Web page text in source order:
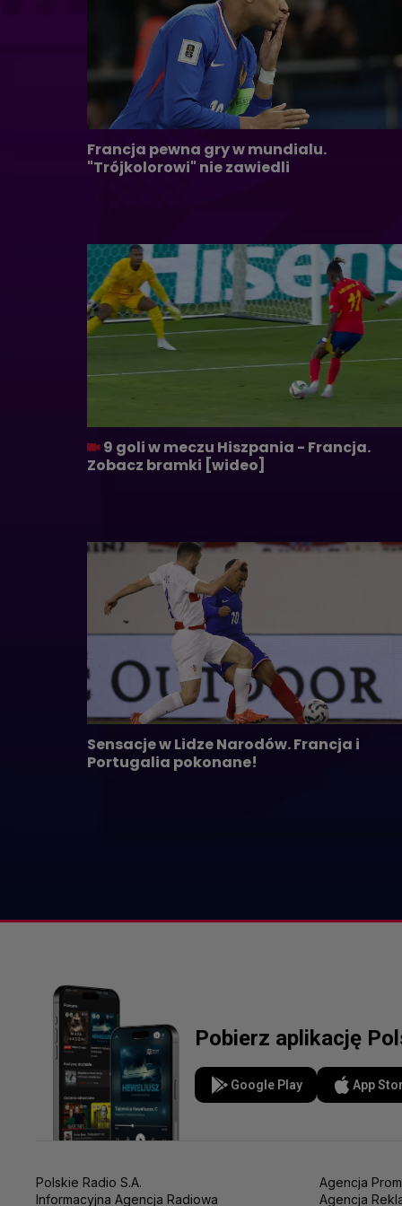
Francja pewna gry w mundialu.
"Trójkolorowi" nie zawiedli
9 goli w meczu Hiszpania - Francja.
Zobacz bramki [wideo]
Sensacje w Lidze Narodów. Francja i
Portugalia pokonane!
Pobierz aplikację
Google Play App
Polskie Radio S.A.
Informacyjna Agencja Radiowa
Agencja
Agencja